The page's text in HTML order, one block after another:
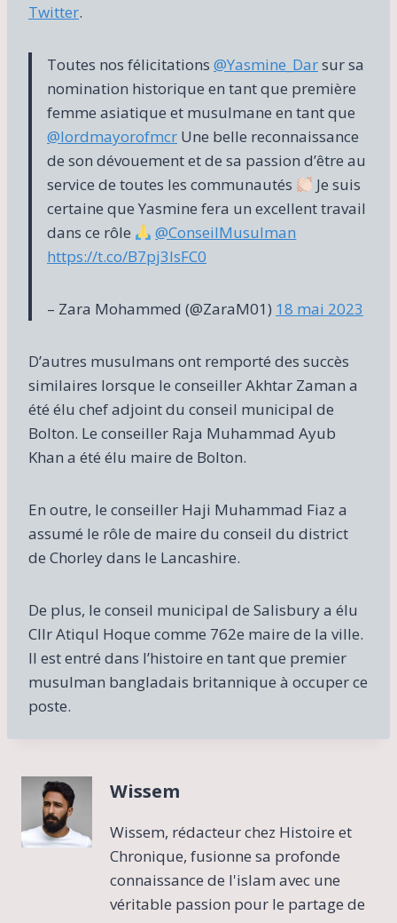
Twitter.
Toutes nos félicitations @Yasmine_Darsur sa
nomination historique en tant que première
femme asiatique et musulmane en tant que
@lordmayorofmcr Une belle reconnaissance
de son dévouement et de sa passion d’être au
service de toutes les communautés
Je suis
certaine que Yasmine fera un excellent travail
dans ce rôle
@ConseilMusulman
https://t.co/B7pj3IsFC0
– Zara Mohammed (@ZaraM01) 18 mai 2023
D’autres musulmans ont remporté des succès
similaires lorsque le conseiller Akhtar Zaman a
été élu chef adjoint du conseil municipal de
Bolton. Le conseiller Raja Muhammad Ayub
Khan a été élu maire de Bolton.
En outre, le conseiller Haji Muhammad Fiaz a
assumé le rôle de maire du conseil du district
de Chorley dans le Lancashire.
De plus, le conseil municipal de Salisbury a élu
Cllr Atiqul Hoque comme 762e maire de la ville.
Il est entré dans l’histoire en tant que premier
musulman bangladais britannique à occuper ce
poste.
Wissem
Wissem, rédacteur chez Histoire et
Chronique, fusionne sa profonde
connaissance de l'islam avec une
véritable passion pour le partage de